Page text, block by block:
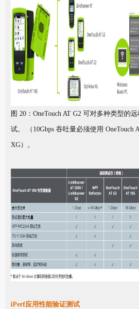
图 20：OneTouch AT G2 可对多种类型的
试。 （10Gbps 吞吐量必须使用 OneTouch
XG）。
iPerf应用性能验证测试